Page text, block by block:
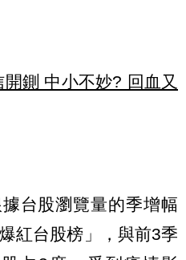
鍘 中小不妙? 回血又
台股瀏覽量的季增幅
紅台股榜」，與前3季